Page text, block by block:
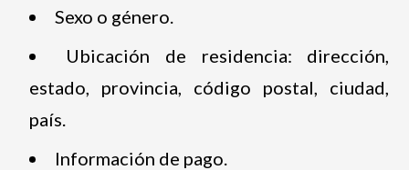
Sexo o género.
Ubicación de residencia: dirección,
estado, provincia, código postal, ciudad,
país.
Información de pago.